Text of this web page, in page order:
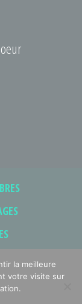
la meilleure
votre visite sur